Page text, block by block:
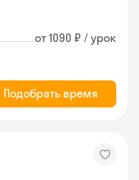
от 1090 ₽ / урок
Подобрать время